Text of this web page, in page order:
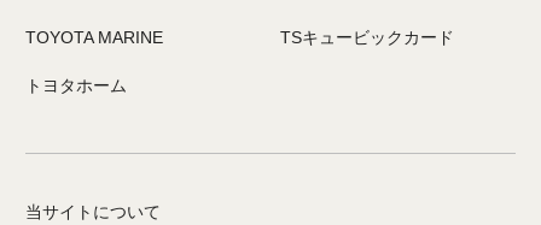
TOYOTA MARINE TSキュービックカード
トヨタホーム
当サイトについて